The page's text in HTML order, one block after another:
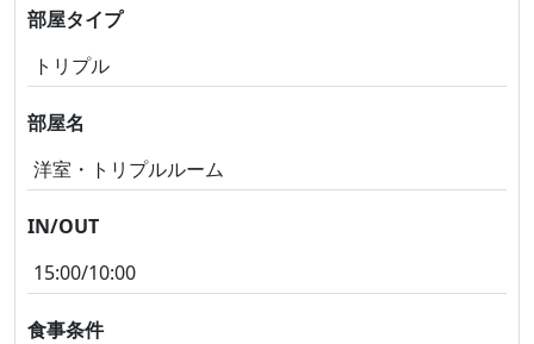
部屋タイプ
トリプル
部屋名
洋室・トリプルルーム
IN/OUT
15:00/10:00
食事条件